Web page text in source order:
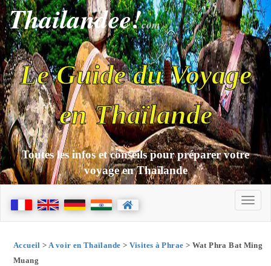
Thailandee!com
Le Guide du Voyage
en Thaïlande
Toutes les infos et conseils pour préparer votre
voyage en Thaïlande
Accueil > A voir en Thaïlande > Visites à Phrae > Wat Phra Bat Ming
Muang